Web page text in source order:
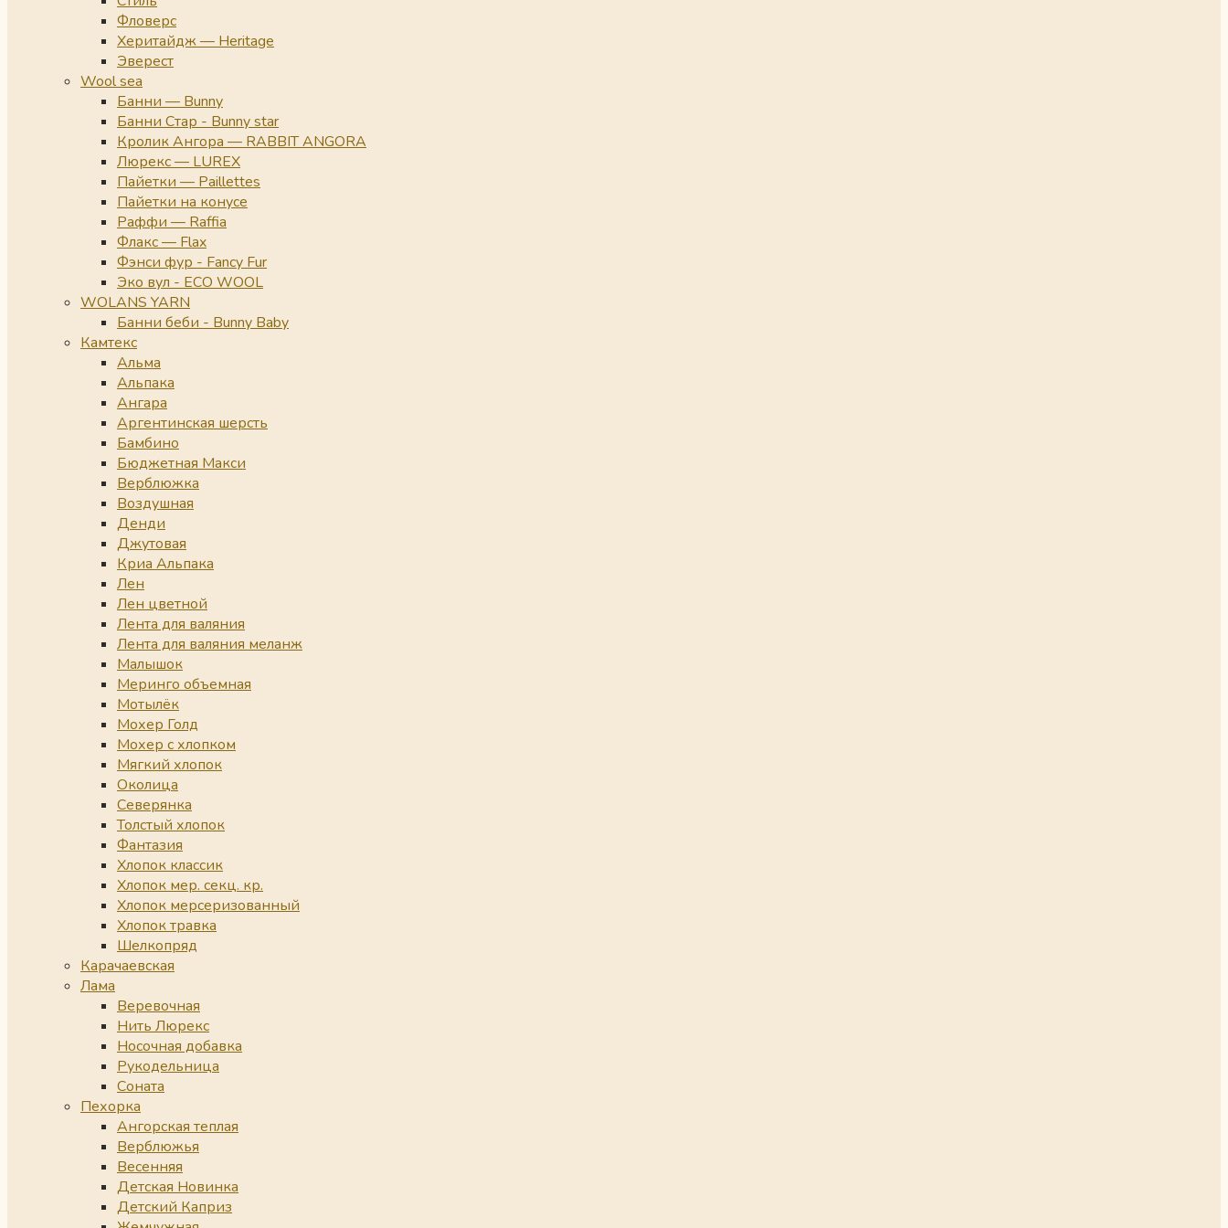
Фловерс
Херитайдж — Heritage
Эверест
Wool sea
Банни — Bunny
Банни Стар - Bunny star
Кролик Ангора — RABBIT ANGORA
Люрекс — LUREX
Пайетки — Paillettes
Пайетки на конусе
Раффи — Raffia
Флакс — Flax
Фэнси фур - Fancy Fur
Эко вул - ECO WOOL
WOLANS YARN
Банни беби - Bunny Baby
Камтекс
Альма
Альпака
Ангара
Аргентинская шерсть
Бамбино
Бюджетная Макси
Верблюжка
Воздушная
Денди
Джутовая
Криа Альпака
Лен
Лен цветной
Лента для валяния
Лента для валяния меланж
Малышок
Меринго объемная
Мотылёк
Мохер Голд
Мохер с хлопком
Мягкий хлопок
Околица
Северянка
Толстый хлопок
Фантазия
Хлопок классик
Хлопок мер. секц. кр.
Хлопок мерсеризованный
Хлопок травка
Шелкопряд
Карачаевская
Лама
Веревочная
Нить Люрекс
Носочная добавка
Рукодельница
Соната
Пехорка
Ангорская теплая
Верблюжья
Весенняя
Детская Новинка
Детский Каприз